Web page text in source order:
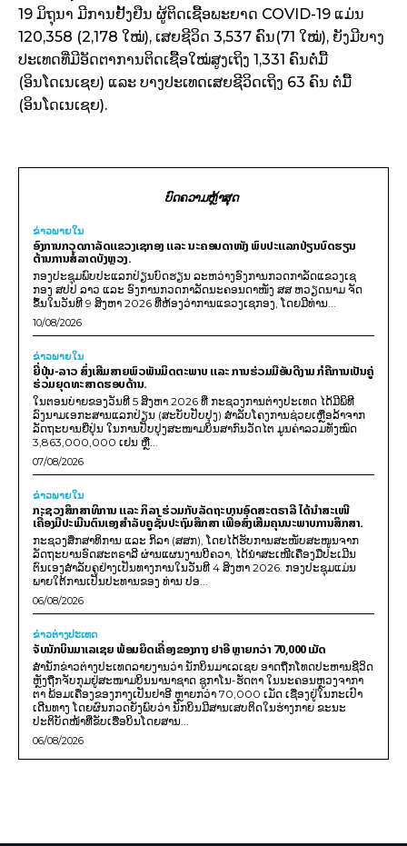
19 ມິຖຸນາ ມີການຢັ້ງຢືນ ຜູ້ຕິດເຊື້ອພະຍາດ COVID-19 ແມ່ນ
120,358 (2,178 ໃໝ່), ເສຍຊີວິດ 3,537 ​ຄົນ(71 ໃໝ່), ຍັງມີບາງ
ປະເທດທີ່ມີອັດຕາການຕິດເຊື້ອໃໝ່ສູງເຖິງ 1,331 ຄົນຕໍ່ມື້
(ອິນໂດເນເຊຍ) ແລະ ບາງປະເທດເສຍຊີວິດເຖິງ 63 ຄົນ ຕໍ່ມື້
(ອິນໂດເນເຊຍ).
ບົດຄວາມຫຼ້າສຸດ
ຂ່າວພາຍ​ໃນ
ອົງການກວດກາລັດແຂວງເຊກອງ ແລະ ນະຄອນດາໜັງ ພົບປະແລກປ່ຽນບົດຮຽນ
ຕ້ານການສໍ້ລາດບັງຫຼວງ.
ກອງປະຊຸມພົບປະແລກປ່ຽນບົດຮຽນ ລະຫວ່າງອົງການກວດກາລັດແຂວງເຊ
ກອງ ສປປ ລາວ ແລະ ອົງການກວດກາລັດນະຄອນດາໜັງ ສສ ຫວຽດນາມ ຈັດ
ຂຶ້ນໃນວັນທີ 9 ສິງຫາ 2026 ທີ່ຫ້ອງວ່າການແຂວງເຊກອງ, ໂດຍມີທ່ານ...
10/08/2026
ຂ່າວພາຍ​ໃນ
ຍີ່ປຸ່ນ-ລາວ ສົ່ງເສີມສາຍພົວພັນມິດຕະພາບ ແລະ ການຮ່ວມມືອັນດີງາມ ກໍຄືການເປັນຄູ່
ຮ່ວມຍຸດທະສາດຮອບດ້ານ.
ໃນຕອນບ່າຍຂອງວັນທີ 5 ສິງຫາ 2026 ທີ່ ກະຊວງການຕ່າງປະເທດ ໄດ້ມີພິທີ
ລົງນາມເອກະສານແລກປ່ຽນ (ສະບັບປັບປຸງ) ສໍາລັບໂຄງການຊ່ວຍເຫຼືອລ້າຈາກ
ລັດຖະບານຍີ່ປຸ່ນ ໃນການປັບປຸງສະໜາມບິນສາກົນວັດໄຕ ມູນຄ່າລວມທັງໝົດ
3,863,000,000 ເຢນ ຫຼື...
07/08/2026
ຂ່າວພາຍ​ໃນ
ກະຊວງສຶກສາທິການ ແລະ ກິລາ ຮ່ວມກັບລັດຖະບານອົດສະຕຣາລີ ໄດ້ນຳສະເໜີ
ເຄື່ອງມືປະເມີນຕົນເອງສຳລັບຄູຊັ້ນປະຖົມສຶກສາ ເພື່ອສົ່ງເສີມຄຸນນະພາບການສຶກສາ.
ກະຊວງສຶກສາທິການ ແລະ ກິລາ (ສສກ), ໂດຍໄດ້ຮັບການສະໜັບສະໜູນຈາກ
ລັດຖະບານອົດສະຕຣາລີ ຜ່ານແຜນງານບີຄວາ, ໄດ້ນຳສະເໜີເຄື່ອງມືປະເມີນ
ຕົນເອງສຳລັບຄູຢ່າງເປັນທາງການໃນວັນທີ 4 ສິງຫາ 2026. ກອງປະຊຸມແມ່ນ
ພາຍໃຕ້ການເປັນປະທານຂອງ ທ່ານ ປອ...
06/08/2026
ຂ່າວຕ່າງປະເທດ
ຈັບນັກບິນມາເລເຊຍ ພ້ອມຍຶດເຄື່ອງຂອງກາງ ຢາອີ ຫຼາຍກວ່າ 70,000 ເມັດ
ສຳນັກຂ່າວຕ່າງປະເທດລາຍງານວ່າ ນັກບິນມາເລເຊຍ ອາດຖືກໂທດປະຫານຊີວິດ
ຫຼັງຖືກຈັບກຸມຢູ່ສະໜາມບິນນານາຊາດ ຊູກາໂນ-ຮັດຕາ ໃນນະຄອນຫຼວງຈາກາ
ຕາ ພ້ອມເຄື່ອງຂອງກາງເປັນຢາອີ ຫຼາຍກວ່າ 70,000 ເມັດ ເຊື່ອງຢູ່ໃນກະເປົາ
ເດີນທາງ ໂດຍຜົນກວດຍັງພົບວ່າ ນັກບິນມີສານເສບຕິດໃນຮ່າງກາຍ ຂະນະ
ປະຕິບັດໜ້າທີ່ຂັບເຮືອບິນໂດຍສານ...
06/08/2026